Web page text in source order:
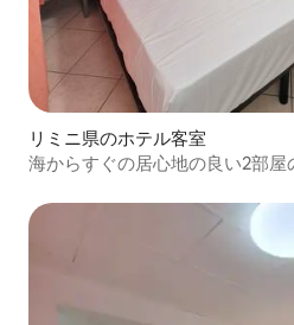
リミニ県のホテル客室
海からすぐの居心地の良い2部屋